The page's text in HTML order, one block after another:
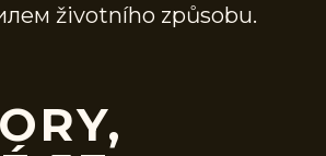
životního způsobu.